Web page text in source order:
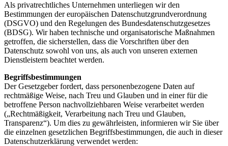
Als privatrechtliches Unternehmen unterliegen wir den
Bestimmungen der europäischen Datenschutzgrundverordnung
(DSGVO) und den Regelungen des Bundesdatenschutzgesetzes
(BDSG). Wir haben technische und organisatorische Maßnahmen
getroffen, die sicherstellen, dass die Vorschriften über den
Datenschutz sowohl von uns, als auch von unseren externen
Dienstleistern beachtet werden.
Begriffsbestimmungen
Der Gesetzgeber fordert, dass personenbezogene Daten auf
rechtmäßige Weise, nach Treu und Glauben und in einer für die
betroffene Person nachvollziehbaren Weise verarbeitet werden
(„Rechtmäßigkeit, Verarbeitung nach Treu und Glauben,
Transparenz“). Um dies zu gewährleisten, informieren wir Sie über
die einzelnen gesetzlichen Begriffsbestimmungen, die auch in dieser
Datenschutzerklärung verwendet werden: